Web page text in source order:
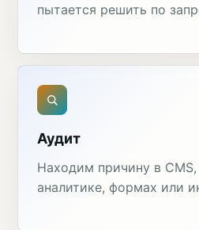
пытается решить по
Аудит
Находим причину в CMS,
аналитике, формах или